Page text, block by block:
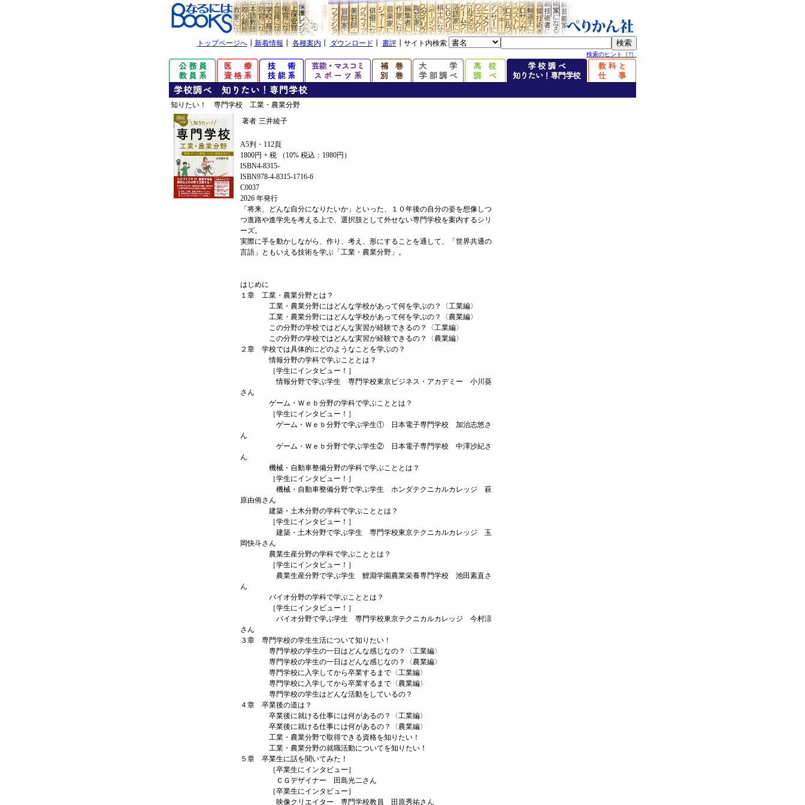
トップページへ┃ 新着情報 各種案内 ダウンロード 書評┃サイト内検索
検索のヒント［?］
知りたい！ 専門学校 工業・農業分野
著者 三井綾子
A5判・112頁
1800円 + 税 （10% 税込：1980円）
ISBN4-8315-
ISBN978-4-8315-1716-6
C0037
2026 年発行
「将来、どんな自分になりたいか」といった、１０年後の自分の姿を想像しつ
つ進路や進学先を考える上で、選択肢として外せない専門学校を案内するシリ
ーズ。
実際に手を動かしながら、作り、考え、形にすることを通して、「世界共通の
言語」ともいえる技術を学ぶ「工業・農業分野」。
はじめに
１章 工業・農業分野とは？
工業・農業分野にはどんな学校があって何を学ぶの？〈工業編〉
工業・農業分野にはどんな学校があって何を学ぶの？〈農業編〉
この分野の学校ではどんな実習が経験できるの？〈工業編〉
この分野の学校ではどんな実習が経験できるの？〈農業編〉
２章 学校では具体的にどのようなことを学ぶの？
情報分野の学科で学ぶこととは？
［学生にインタビュー！］
情報分野で学ぶ学生 専門学校東京ビジネス・アカデミー 小川葵
さん
ゲーム・Ｗｅｂ分野の学科で学ぶこととは？
［学生にインタビュー！］
ゲーム・Ｗｅｂ分野で学ぶ学生① 日本電子専門学校 加治志悠さ
ん
ゲーム・Ｗｅｂ分野で学ぶ学生② 日本電子専門学校 中澤沙紀さ
ん
機械・自動車整備分野の学科で学ぶこととは？
［学生にインタビュー！］
機械・自動車整備分野で学ぶ学生 ホンダテクニカルカレッジ 萩
原由侑さん
建築・土木分野の学科で学ぶこととは？
［学生にインタビュー！］
建築・土木分野で学ぶ学生 専門学校東京テクニカルカレッジ 玉
岡快斗さん
農業生産分野の学科で学ぶこととは？
［学生にインタビュー！］
農業生産分野で学ぶ学生 鯉淵学園農業栄養専門学校 池田素直さ
ん
バイオ分野の学科で学ぶこととは？
［学生にインタビュー！］
バイオ分野で学ぶ学生 専門学校東京テクニカルカレッジ 今村涼
さん
３章 専門学校の学生生活について知りたい！
専門学校の学生の一日はどんな感じなの？〈工業編〉
専門学校の学生の一日はどんな感じなの？〈農業編〉
専門学校に入学してから卒業するまで〈工業編〉
専門学校に入学してから卒業するまで〈農業編〉
専門学校の学生はどんな活動をしているの？
４章 卒業後の道は？
卒業後に就ける仕事には何があるの？〈工業編〉
卒業後に就ける仕事には何があるの？〈農業編〉
工業・農業分野で取得できる資格を知りたい！
工業・農業分野の就職活動についてを知りたい！
５章 卒業生に話を聞いてみた！
［卒業生にインタビュー］
ＣＧデザイナー 田島光二さん
［卒業生にインタビュー］
映像クリエイター 専門学校教員 田原秀祐さん